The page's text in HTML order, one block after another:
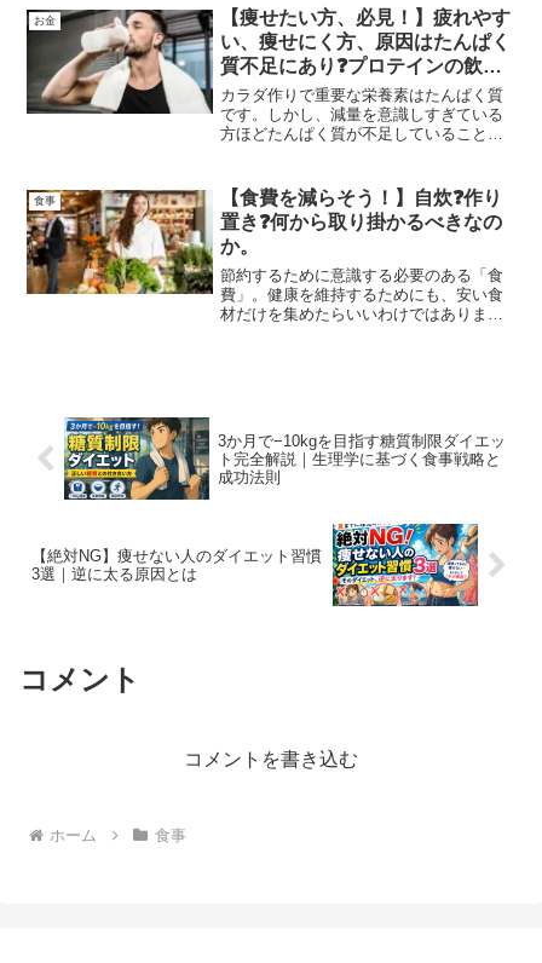
取して疲労や老化を避けていきましょ
う。人生100年時代の食事方法ともいえる
でしょう。
お金
【痩せたい方、必見！】疲れやす
い、痩せにく方、原因はたんぱく
質不足にあり❓プロテインの飲み
方と種類
カラダ作りで重要な栄養素はたんぱく質
です。しかし、減量を意識しすぎている
方ほどたんぱく質が不足していることが
トレスも重なり疲れやすく感じることも
あるでしょう。実はこの原因もたんぱく
質不足の可能性があります。
食事
【食費を減らそう！】自炊❓作り
置き❓何から取り掛かるべきなの
か。
節約するために意識する必要のある「食
費」。健康を維持するためにも、安い食
材だけを集めたらいいわけではありませ
3か月で−10kgを目指す糖質制限ダイエッ
ト完全解説｜生理学に基づく食事戦略と
成功法則
【絶対NG】痩せない人のダイエット習慣
3選｜逆に太る原因とは
コメント
コメントを書き込む
ホーム 食事